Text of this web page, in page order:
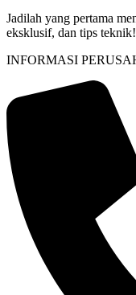
Jadilah yang pertama
eksklusif, dan tips teknik!
INFORMASI